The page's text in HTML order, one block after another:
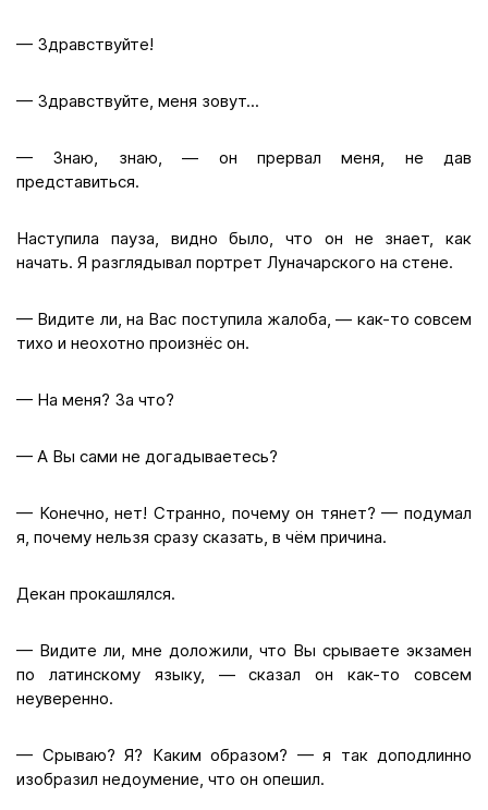
— Здравствуйте!
— Здравствуйте, меня зовут...
— Знаю, знаю, — он прервал меня, не дав
представиться.
Наступила пауза, видно было, что он не знает, как
начать. Я разглядывал портрет Луначарского на стене.
— Видите ли, на Вас поступила жалоба, — как-то совсем
тихо и неохотно произнёс он.
— На меня? За что?
— А Вы сами не догадываетесь?
— Конечно, нет! Странно, почему он тянет? — подумал
я, почему нельзя сразу сказать, в чём причина.
Декан прокашлялся.
— Видите ли, мне доложили, что Вы срываете экзамен
по латинскому языку, — сказал он как-то совсем
неуверенно.
— Срываю? Я? Каким образом? — я так доподлинно
изобразил недоумение, что он опешил.